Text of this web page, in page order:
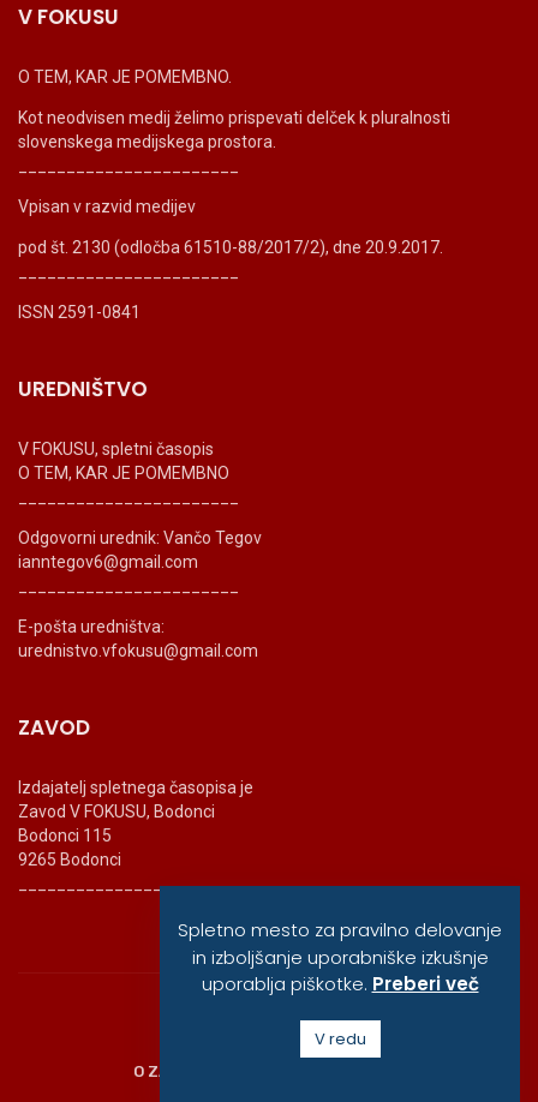
V FOKUSU
O TEM, KAR JE POMEMBNO.
Kot neodvisen medij želimo prispevati delček k pluralnosti
slovenskega medijskega prostora.
Vpisan v razvid medijev
pod št. 2130 (odločba 61510-88/2017/2), dne 20.9.2017.
ISSN 2591-0841
UREDNIŠTVO
V FOKUSU, spletni časopis
O TEM, KAR JE POMEMBNO
Odgovorni urednik: Vančo Tegov
ianntegov6@gmail.com
E-pošta uredništva:
urednistvo.vfokusu@gmail.com
ZAVOD
Izdajatelj spletnega časopisa je
Zavod V FOKUSU, Bodonci
Bodonci 115
9265 Bodonci
_______________________
© vfokusu, 2020
O ZAVODU
Spletno mesto za pravilno delovanje
in izboljšanje uporabniške izkušnje
uporablja piškotke. Preberi več
V redu